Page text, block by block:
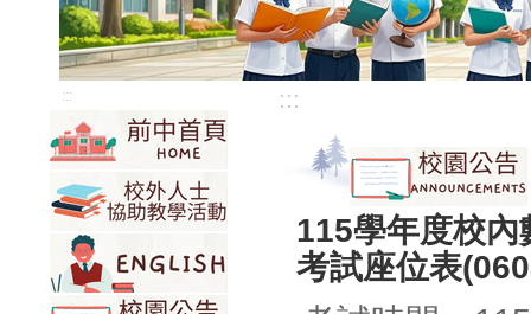
::: :::
115學年度校內
考試座位表